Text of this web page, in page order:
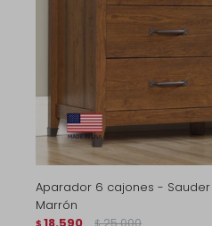
Aparador 6 cajones -
Marrón